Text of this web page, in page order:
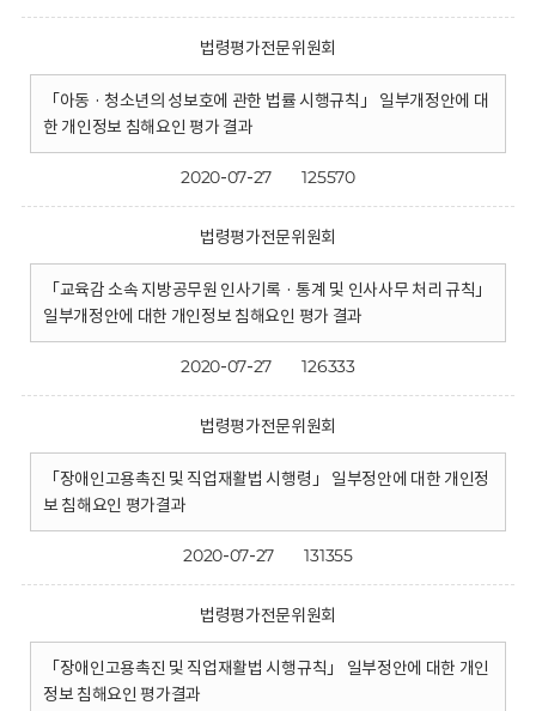
법령평가전문위원회
「아동 · 청소년의 성보호에 관한 법률 시행규칙」 일부개정안에 대
한 개인정보 침해요인 평가 결과
2020-07-27 125570
법령평가전문위원회
「교육감 소속 지방공무원 인사기록 · 통계 및 인사사무 처리 규칙」
일부개정안에 대한 개인정보 침해요인 평가 결과
2020-07-27 126333
법령평가전문위원회
「장애인고용촉진 및 직업재활법 시행령」 일부정안에 대한 개인정
보 침해요인 평가결과
2020-07-27 131355
법령평가전문위원회
「장애인고용촉진 및 직업재활법 시행규칙」 일부정안에 대한 개인
정보 침해요인 평가결과